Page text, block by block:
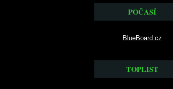
POČASÍ
BlueBoard.cz
TOPLIST